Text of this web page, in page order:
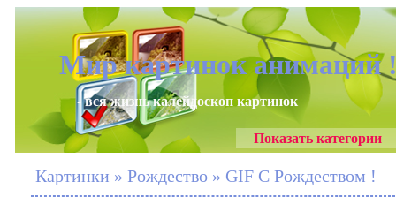
Мир картинок анимаций
- вся жизнь калейдоскоп картинок
Показать категории
Картинки » Рождество » GIF С Рождеством !